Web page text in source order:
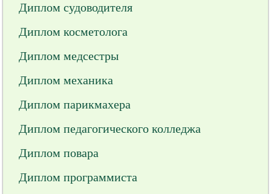
Диплом судоводителя
Диплом косметолога
Диплом медсестры
Диплом механика
Диплом парикмахера
Диплом педагогического колледжа
Диплом повара
Диплом программиста